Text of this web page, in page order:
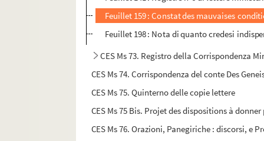
Feuillet 159 : Constat des mauvaises
Feuillet 198 : Nota di quanto credesi
CES Ms 73. Registro della Corrispondenza
CES Ms 74. Corrispondenza del conte Des
CES Ms 75. Quinterno delle copie lettere
CES Ms 75 Bis. Projet des dispositions à
CES Ms 76. Orazioni, Panegiriche : discorsi, e